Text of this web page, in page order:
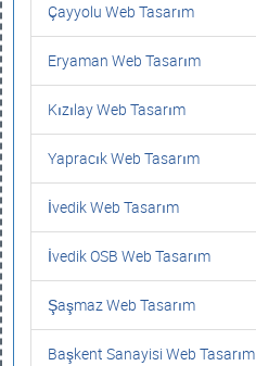
Çayyolu Web Tasarım
Eryaman Web Tasarım
Kızılay Web Tasarım
Yapracık Web Tasarım
İvedik Web Tasarım
İvedik OSB Web Tasarım
Şaşmaz Web Tasarım
Başkent Sanayisi Web Tasarım